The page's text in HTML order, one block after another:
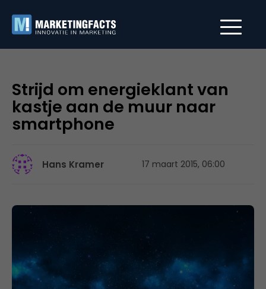
Strijd om energieklant van
kastje aan de muur naar
smartphone
Hans Kramer 17 maart 2015, 06:00